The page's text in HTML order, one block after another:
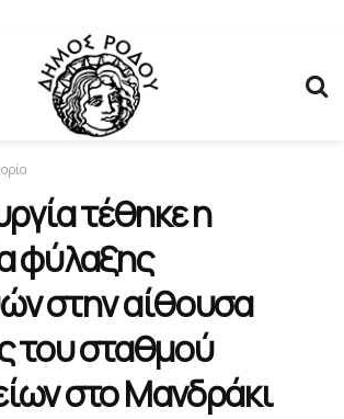
τέθηκε η
φύλαξης
στην αίθουσα
του σταθμού
στο Μανδράκι